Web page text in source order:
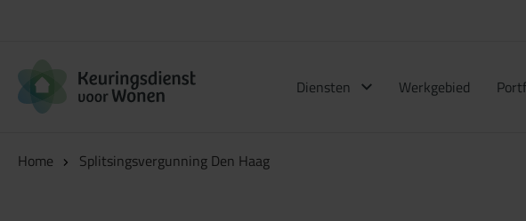
Diensten
Werkgebied
Home Splitsingsvergunning Den Haag